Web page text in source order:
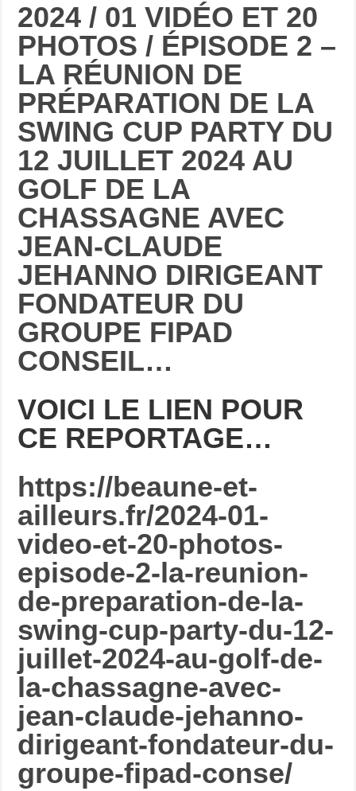
2024 / 01 VIDÉO ET 20
PHOTOS / ÉPISODE 2 –
LA RÉUNION DE
PRÉPARATION DE LA
SWING CUP PARTY DU
12 JUILLET 2024 AU
GOLF DE LA
CHASSAGNE AVEC
JEAN-CLAUDE
JEHANNO DIRIGEANT
FONDATEUR DU
GROUPE FIPAD
CONSEIL…
VOICI LE LIEN POUR
CE REPORTAGE…
https://beaune-et-
ailleurs.fr/2024-01-
video-et-20-photos-
episode-2-la-reunion-
de-preparation-de-la-
swing-cup-party-du-12-
juillet-2024-au-golf-de-
la-chassagne-avec-
jean-claude-jehanno-
dirigeant-fondateur-du-
groupe-fipad-conse/